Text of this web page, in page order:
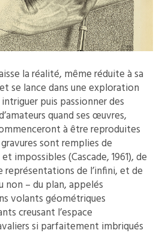
la réalité, même réduite à sa
se lance dans une exploration
puis passionner des
quand ses œuvres,
à être reproduites
sont remplies de
impossibles (Cascade, 1961), de
de l’infini, et de
non – du plan, appelés
volants géométriques
creusant l’espace
si parfaitement imbriqués